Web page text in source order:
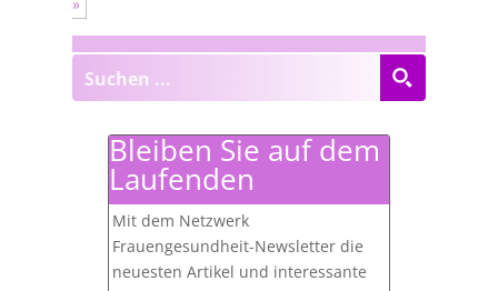
Bleiben Sie auf dem
Laufenden
Mit dem Netzwerk
Frauengesundheit-Newsletter die
neuesten Artikel und interessante